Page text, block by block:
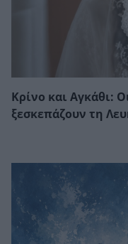
Κρίνο και Αγκάθι:
ξεσκεπάζουν τη